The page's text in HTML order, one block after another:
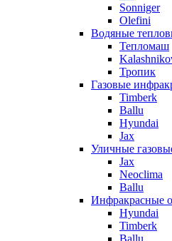
Sonniger
Olefini
Водяные
Тепломаш
Тропик
Газовые
Timberk
Ballu
Hyundai
Jax
Уличные
Jax
Neoclima
Ballu
Инфракрасные
Hyundai
Timberk
Ballu